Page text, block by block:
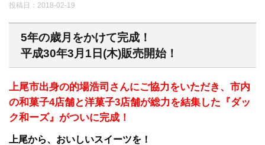
投稿日： 2018-02-19
5年の歳月をかけて完成！
平成30年3月1日(木)販売開始！
上尾市出身の的場浩司さんにご協力をいただき、市内
の和菓子4店舗と洋菓子3店舗が総力を結集した『ダッ
ク和ーズ』がついに完成！
上尾から、おいしいスイーツを！